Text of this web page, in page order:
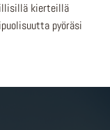
kierteillä
pyöräsi